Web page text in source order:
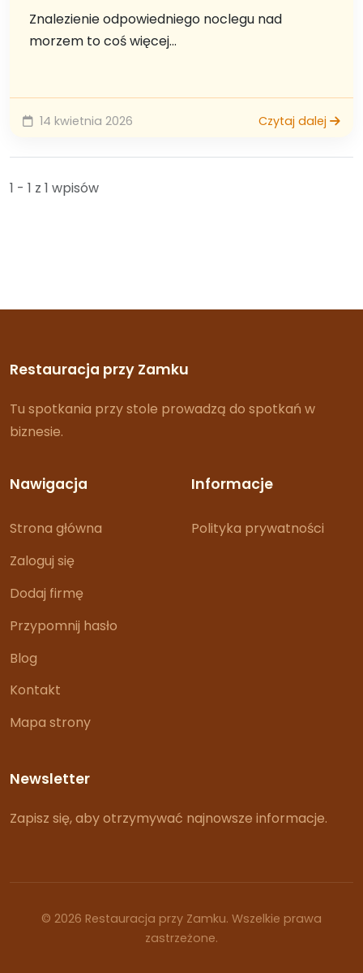
Znalezienie odpowiedniego noclegu nad
morzem to coś więcej...
14 kwietnia 2026 Czytaj dalej
1 - 1 z 1 wpisów
Restauracja przy Zamku
Tu spotkania przy stole prowadzą do spotkań w
biznesie.
Nawigacja
Strona główna
Zaloguj się
Dodaj firmę
Przypomnij hasło
Blog
Kontakt
Mapa strony
Informacje
Polityka prywatności
Newsletter
Zapisz się, aby otrzymywać najnowsze informacje.
© 2026 Restauracja przy Zamku. Wszelkie prawa
zastrzeżone.